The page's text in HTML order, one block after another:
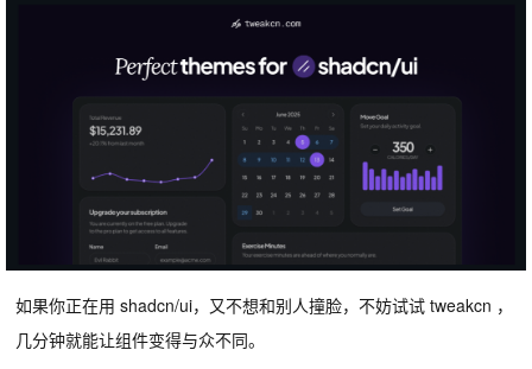
如果你正在用 shadcn/ui，又不想和别人撞脸，不妨试试 tweakcn ，
几分钟就能让组件变得与众不同。